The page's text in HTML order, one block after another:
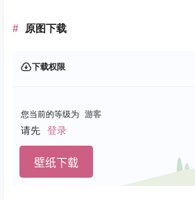
原图下载
下载权限
您当前的等级为 游客
请先 登录
壁纸下载